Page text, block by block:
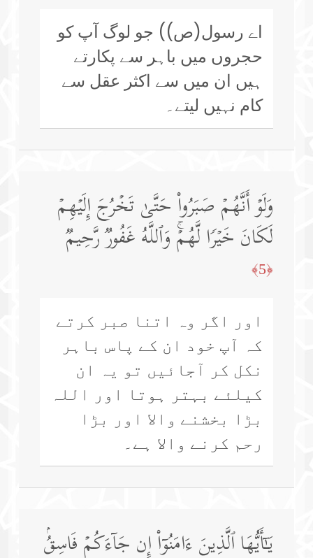
اے رسول(ص)) جو لوگ آپ کو
حجروں میں باہر سے پکارتے
ہیں ان میں سے اکثر عقل سے
کام نہیں لیتے۔
وَلَوۡ أَنَّهُمۡ صَبَرُوا۟ حَتَّىٰ تَخۡرُجَ إِلَیۡهِمۡ
لَكَانَ خَیۡرࣰا لَّهُمۡۚ وَٱللَّهُ غَفُورࣱ رَّحِیمࣱ
﴿5﴾
اور اگر وہ اتنا صبر کرتے
کہ آپ خود ان کے پاس باہر
نکل کر آجائیں تو یہ ان
کیلئے بہتر ہوتا اور اللہ
بڑا بخشنے والا اور بڑا
رحم کرنے والا ہے۔
یَـٰۤأَیُّهَا ٱلَّذِینَ ءَامَنُوۤا۟ إِن جَاۤءَكُمۡ فَاسِقُۢ